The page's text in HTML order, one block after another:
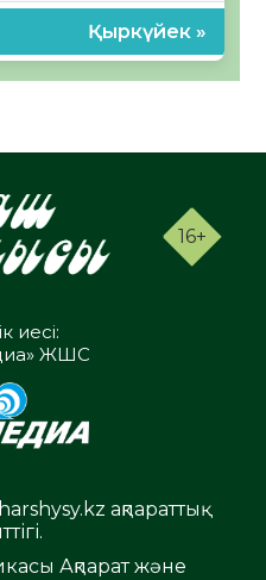
Қыркүйек »
16+
иесі:
ЖШС
ақпараттық
Ақпарат және